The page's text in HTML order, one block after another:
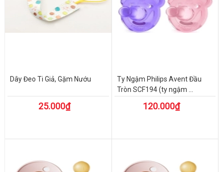
Dây Đeo Ti Giả, Gặm Nướu
25.000₫
Ty Ngậm Philips Avent Đầu
Tròn SCF194 (ty ngậm ...
120.000₫